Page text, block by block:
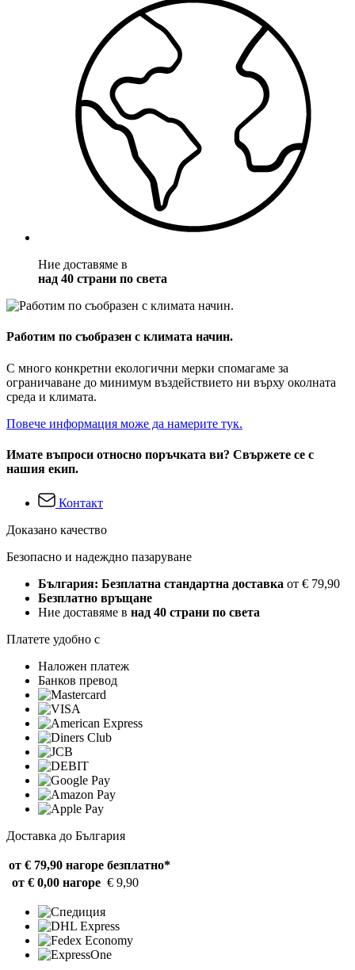
Ние доставяме в
над 40 страни по света
Работим по съобразен с климата начин.
С много конкретни екологични мерки спомагаме за
ограничаване до минимум въздействието ни върху околната
среда и климата.
Повече информация може да намерите тук.
Имате въпроси относно поръчката ви? Свържете се с
нашия екип.
Контакт
Доказано качество
Безопасно и надеждно пазаруване
България: Безплатна стандартна доставка от € 79,90
Безплатно връщане
Ние доставяме в над 40 страни по света
Платете удобно с
Наложен платеж
Банков превод
Доставка до България
от € 79,90 нагоре безплатно*
от € 0,00 нагоре € 9,90